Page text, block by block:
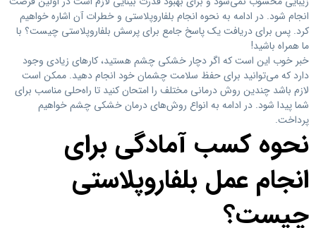
انجام شود. در ادامه به نحوه انجام بلفاروپلاستی و خطرات آن اشاره خواهیم
کرد. پس برای دریافت یک پاسخ جامع برای پرسش بلفاروپلاستی چیست؟ با
ما همراه باشید!
خبر خوب این است که اگر دچار خشکی چشم هستید، کارهای زیادی وجود
دارد که می‌توانید برای حفظ سلامت چشمان خود انجام دهید. ممکن است
لازم باشد چندین روش درمانی مختلف را امتحان کنید تا راه‌حلی مناسب برای
شما پیدا شود. در ادامه به انواع روش‌های درمان خشکی چشم خواهیم
پرداخت.
نحوه کسب آمادگی برای
انجام عمل بلفاروپلاستی
چیست؟